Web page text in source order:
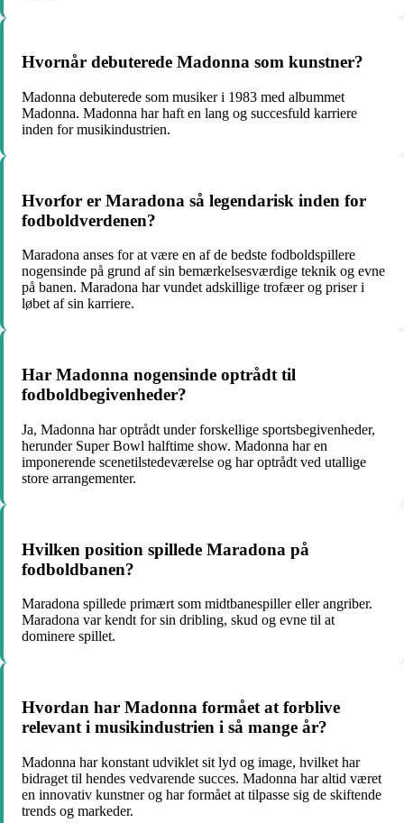
Hvornår debuterede Madonna som kunstner?
Madonna debuterede som musiker i 1983 med albummet
Madonna. Madonna har haft en lang og succesfuld karriere
inden for musikindustrien.
Hvorfor er Maradona så legendarisk inden for
fodboldverdenen?
Maradona anses for at være en af de bedste fodboldspillere
nogensinde på grund af sin bemærkelsesværdige teknik og evne
på banen. Maradona har vundet adskillige trofæer og priser i
løbet af sin karriere.
Har Madonna nogensinde optrådt til
fodboldbegivenheder?
Ja, Madonna har optrådt under forskellige sportsbegivenheder,
herunder Super Bowl halftime show. Madonna har en
imponerende scenetilstedeværelse og har optrådt ved utallige
store arrangementer.
Hvilken position spillede Maradona på
fodboldbanen?
Maradona spillede primært som midtbanespiller eller angriber.
Maradona var kendt for sin dribling, skud og evne til at
dominere spillet.
Hvordan har Madonna formået at forblive
relevant i musikindustrien i så mange år?
Madonna har konstant udviklet sit lyd og image, hvilket har
bidraget til hendes vedvarende succes. Madonna har altid været
en innovativ kunstner og har formået at tilpasse sig de skiftende
trends og markeder.